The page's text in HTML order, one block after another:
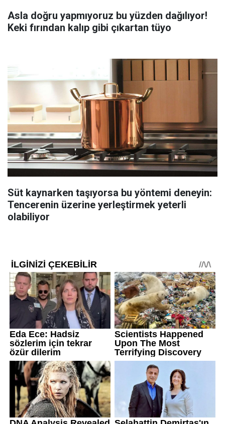
Asla doğru yapmıyoruz bu yüzden dağılıyor!
Keki fırından kalıp gibi çıkartan tüyo
Süt kaynarken taşıyorsa bu yöntemi deneyin:
Tencerenin üzerine yerleştirmek yeterli
olabiliyor